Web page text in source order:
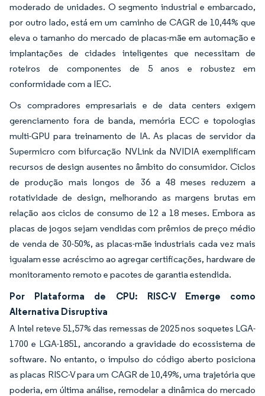
moderado de unidades. O segmento industrial e embarcado,
por outro lado, está em um caminho de CAGR de 10,44% que
eleva o tamanho do mercado de placas-mãe em automação e
implantações de cidades inteligentes que necessitam de
roteiros de componentes de 5 anos e robustez em
conformidade com a IEC.
Os compradores empresariais e de data centers exigem
gerenciamento fora de banda, memória ECC e topologias
multi-GPU para treinamento de IA. As placas de servidor da
Supermicro com bifurcação NVLink da NVIDIA exemplificam
recursos de design ausentes no âmbito do consumidor. Ciclos
de produção mais longos de 36 a 48 meses reduzem a
rotatividade de design, melhorando as margens brutas em
relação aos ciclos de consumo de 12 a 18 meses. Embora as
placas de jogos sejam vendidas com prêmios de preço médio
de venda de 30-50%, as placas-mãe industriais cada vez mais
igualam esse acréscimo ao agregar certificações, hardware de
monitoramento remoto e pacotes de garantia estendida.
Por Plataforma de CPU: RISC-V Emerge como
Alternativa Disruptiva
A Intel reteve 51,57% das remessas de 2025 nos soquetes LGA-
1700 e LGA-1851, ancorando a gravidade do ecossistema de
software. No entanto, o impulso do código aberto posiciona
as placas RISC-V para um CAGR de 10,49%, uma trajetória que
poderia, em última análise, remodelar a dinâmica do mercado